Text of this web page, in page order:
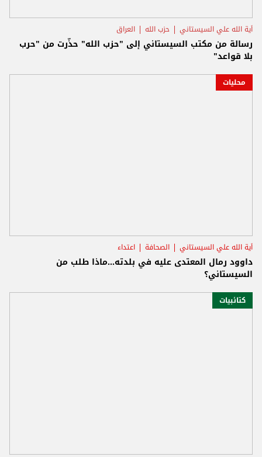
اَية الله علي السيستاني حزب الله العراق
رسالة من مكتب السيستاني إلى "حزب الله" حذّرت من "حرب
بلا قواعد"
محليات
اَية الله علي السيستاني الصحافة اعتداء
داوود رمال المعتدى عليه في بلدته...ماذا طلب من
السيستاني؟
كتائبيات